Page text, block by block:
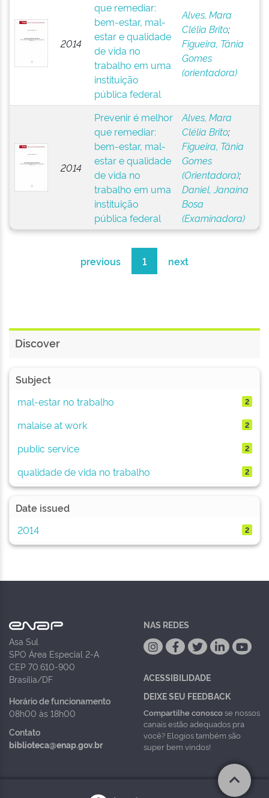
2014
que remediar:
bem-estar, mal-
estar e qualidade
de vida no
trabalho em uma
instituição
pública federal
Alves, Mara
Clélia Brito;
Figueira, Tânia
Gomes
(orientadora)
2014
Prevenir é melhor
que remediar:
bem-estar, mal-
estar e qualidade
de vida no
trabalho em uma
instituição
pública federal
Alves, Mara
Clélia Brito;
Figueira, Tânia
Gomes
(Orientadora);
Daniel, Janaína
Bosa
(Examinadora)
previous 1 next
Discover
Subject
mal-estar no trabalho
2
malaise at work 2
public service 2
qualidade de vida no trabalho 2
Date issued
2014
2
Asa Sul
SPO Área Especial 2-A
CEP 70.610-900
Brasília/DF
Horário de funcionamento
08h00 às 18h00
Contato
biblioteca@enap.gov.br
NAS REDES
ACESSIBILIDADE
DEIXE SEU FEEDBACK
Compartilhe conoscose nossos
canais estão adequados pra
você? Elogios também são
super bem vindos!